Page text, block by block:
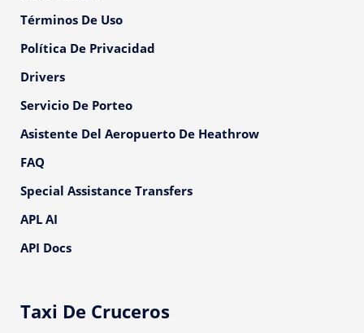
Términos De Uso
Política De Privacidad
Drivers
Servicio De Porteo
Asistente Del Aeropuerto De Heathrow
FAQ
Special Assistance Transfers
APL AI
API Docs
Taxi De Cruceros